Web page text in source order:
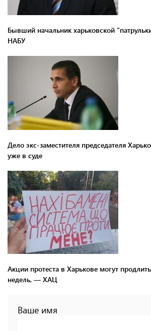
Бывший начальник харьковской
НАБУ
Дело экс-заместителя председателя
уже в суде
Акции протеста в Харькове могут
недель, — ХАЦ
Ваше имя